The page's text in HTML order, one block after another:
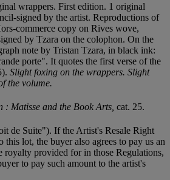
wrappers. First edition. 1 original
signed by the artist. Reproductions of
commerce copy on Rives wove,
by Tzara on the colophon. On the
note by Tristan Tzara, in black ink:
porte". It quotes the first verse of the
Slight foxing on the wrappers. Slight
the volume.
: Matisse and the Book Arts, cat. 25.
de Suite"). If the Artist's Resale Right
this lot, the buyer also agrees to pay us an
royalty provided for in those Regulations,
to pay such amount to the artist's